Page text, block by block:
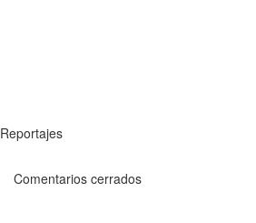
Reportajes
Comentarios cerrados